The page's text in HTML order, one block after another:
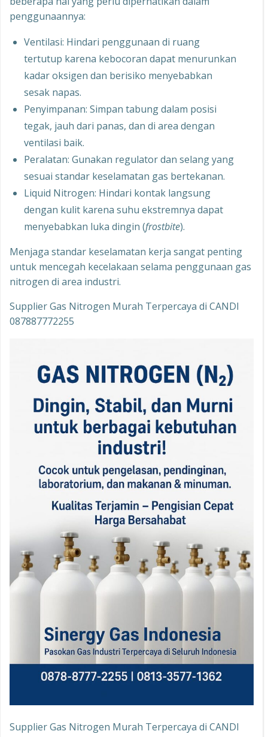
penggunaannya:
Ventilasi: Hindari penggunaan di ruang
tertutup karena kebocoran dapat menurunkan
kadar oksigen dan berisiko menyebabkan
sesak napas.
Penyimpanan: Simpan tabung dalam posisi
tegak, jauh dari panas, dan di area dengan
ventilasi baik.
Peralatan: Gunakan regulator dan selang yang
sesuai standar keselamatan gas bertekanan.
Liquid Nitrogen: Hindari kontak langsung
dengan kulit karena suhu ekstremnya dapat
menyebabkan luka dingin (frostbite).
Menjaga standar keselamatan kerja sangat penting
untuk mencegah kecelakaan selama penggunaan gas
nitrogen di area industri.
Supplier Gas Nitrogen Murah Terpercaya di CANDI
087887772255
Supplier Gas Nitrogen Murah Terpercaya di CANDI